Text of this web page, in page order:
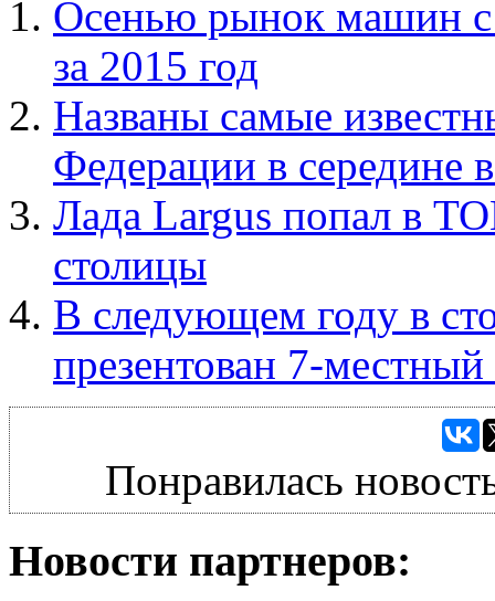
Осенью рынок машин с
за 2015 год
Названы самые
Федерации в середине
Лада Largus попал в
столицы
В следующем году в
презентован 7-
Понравилась
Новости партнеров: